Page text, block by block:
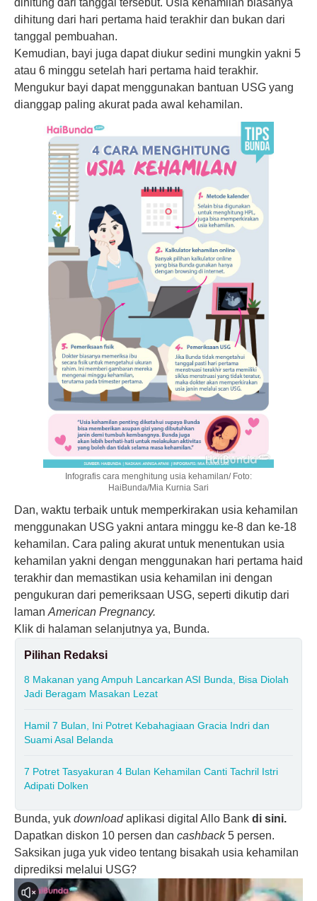
dihitung dari hari pertama haid terakhir dan bukan dari
tanggal pembuahan.
Kemudian, bayi juga dapat diukur sedini mungkin yakni 5
atau 6 minggu setelah hari pertama haid terakhir.
Mengukur bayi dapat menggunakan bantuan USG yang
dianggap paling akurat pada awal kehamilan.
Infografis cara menghitung usia kehamilan/ Foto:
HaiBunda/Mia Kurnia Sari
Dan, waktu terbaik untuk memperkirakan usia kehamilan
menggunakan USG yakni antara minggu ke-8 dan ke-18
kehamilan. Cara paling akurat untuk menentukan usia
kehamilan yakni dengan menggunakan hari pertama haid
terakhir dan memastikan usia kehamilan ini dengan
pengukuran dari pemeriksaan USG, seperti dikutip dari
laman American Pregnancy.
Klik di halaman selanjutnya ya, Bunda.
Pilihan Redaksi
8 Makanan yang Ampuh Lancarkan ASI Bunda, Bisa Diolah
Jadi Beragam Masakan Lezat
Hamil 7 Bulan, Ini Potret Kebahagiaan Gracia Indri dan
Suami Asal Belanda
7 Potret Tasyakuran 4 Bulan Kehamilan Canti Tachril Istri
Adipati Dolken
Bunda, yuk downloadaplikasi digital Allo Bank di sini.
Dapatkan diskon 10 persen dan cashback5 persen.
Saksikan juga yuk video tentang bisakah usia kehamilan
diprediksi melalui USG?